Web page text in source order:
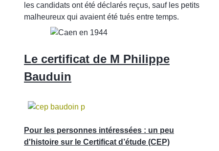
les candidats ont été déclarés reçus, sauf les petits
malheureux qui avaient été tués entre temps.
Le certificat de M Philippe
Bauduin
Pour les personnes intéressées : un peu
d'histoire sur le Certificat d’étude (CEP)